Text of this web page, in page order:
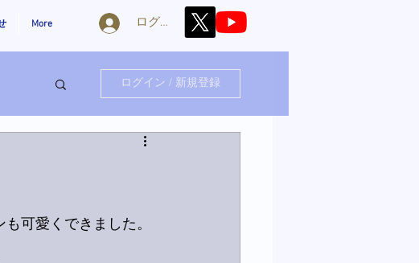
More ログイン
ログイン / 新規登録
可愛くできました。